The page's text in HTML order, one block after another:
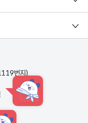
번지)
HINT